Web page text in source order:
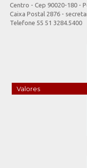
Centro - Cep 90020-180 -
Caixa Postal 2876 -
Telefone 55 51 3284.5400
Valores